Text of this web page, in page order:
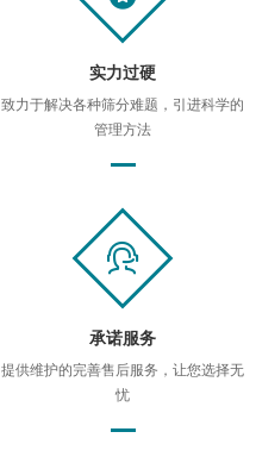
实力过硬
致力于解决各种筛分难题，引进科学的
管理方法
承诺服务
提供维护的完善售后服务，让您选择无
忧